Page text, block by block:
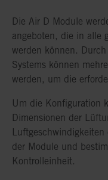
Die Air D Module
angeboten, die in alle
werden können.
Systems können
werden, um die
Um die Konfiguration
Dimensionen der
der Module und
Kontrolleinheit.